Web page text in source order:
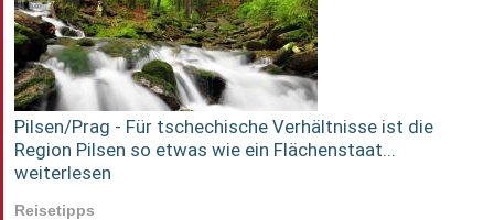
Pilsen/Prag - Für tschechische Verhältnisse ist die
Region Pilsen so etwas wie ein Flächenstaat...
weiterlesen
Reisetipps